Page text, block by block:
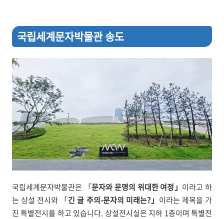
국립세계문자박물관 송도
국립세계문자박물관은 「문자와 문명의 위대한 여정」 이라고 하
는 상설 전시와 「긴 글 주의-문자의 미래는?」 이라는 제목을 가
진 특별전시를 하고 있습니다. 상설전시실은 지하 1층이며 특별전